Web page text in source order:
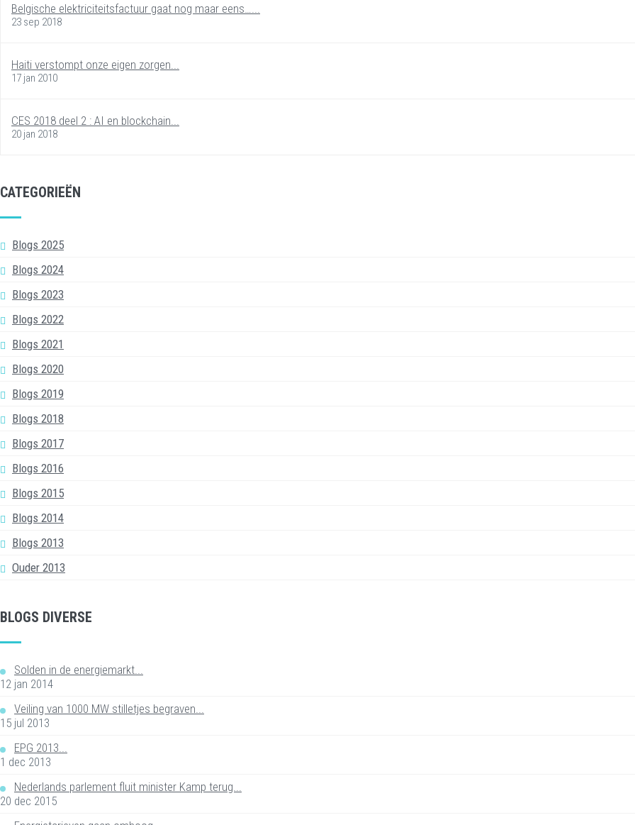
Belgische elektriciteitsfactuur gaat nog maar eens…...
23 sep 2018
Haiti verstompt onze eigen zorgen...
17 jan 2010
CES 2018 deel 2 : AI en blockchain...
20 jan 2018
CATEGORIEËN
Blogs 2025
Blogs 2024
Blogs 2023
Blogs 2022
Blogs 2021
Blogs 2020
Blogs 2019
Blogs 2018
Blogs 2017
Blogs 2016
Blogs 2015
Blogs 2014
Blogs 2013
Ouder 2013
BLOGS DIVERSE
Solden in de energiemarkt...
12 jan 2014
Veiling van 1000 MW stilletjes begraven...
15 jul 2013
EPG 2013...
1 dec 2013
Nederlands parlement fluit minister Kamp terug...
20 dec 2015